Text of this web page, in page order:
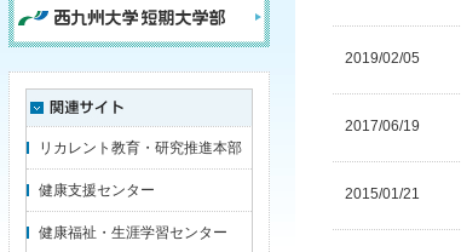
リカレント教育・研究推進本部
健康支援センター
健康福祉・生涯学習センター
2019/02/05
2017/06/19
2015/01/21